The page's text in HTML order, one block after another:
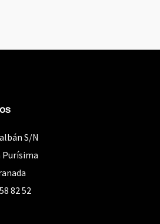
S/N
Purísima
82 52